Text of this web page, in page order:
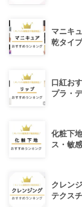
マニキ
乾タイ
口紅お
プラ・
化粧下
ス・敏
クレン
テクス